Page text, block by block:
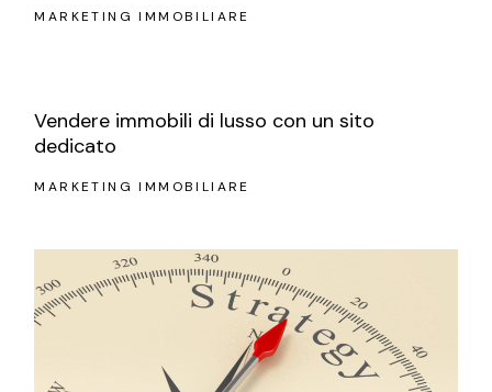
MARKETING IMMOBILIARE
Vendere immobili di lusso con un sito
dedicato
MARKETING IMMOBILIARE